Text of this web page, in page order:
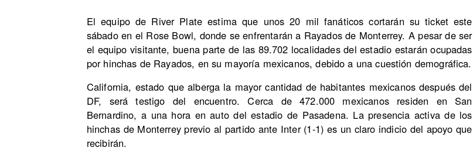
El equipo de River Plate estima que unos 20 mil fanáticos cortarán su ticket este
sábado en el Rose Bowl, donde se enfrentarán a Rayados de Monterrey. A pesar de ser
el equipo visitante, buena parte de las 89.702 localidades del estadio estarán ocupadas
por hinchas de Rayados, en su mayoría mexicanos, debido a una cuestión demográfica.
California, estado que alberga la mayor cantidad de habitantes mexicanos después del
DF, será testigo del encuentro. Cerca de 472.000 mexicanos residen en San
Bernardino, a una hora en auto del estadio de Pasadena. La presencia activa de los
hinchas de Monterrey previo al partido ante Inter (1-1) es un claro indicio del apoyo que
recibirán.